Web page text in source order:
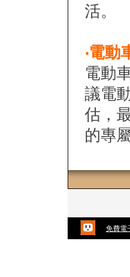
活。
‧電動
電動
議電
估，
的專
免費電